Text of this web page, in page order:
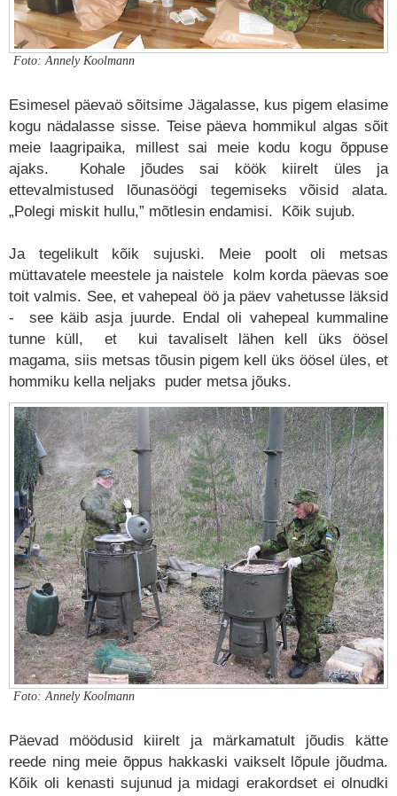
Foto: Annely Koolmann
Esimesel päevaö sõitsime Jägalasse, kus pigem elasime
kogu nädalasse sisse. Teise päeva hommikul algas sõit
meie laagripaika, millest sai meie kodu kogu õppuse
ajaks. Kohale jõudes sai köök kiirelt üles ja
ettevalmistused lõunasöögi tegemiseks võisid alata.
„Polegi miskit hullu,” mõtlesin endamisi. Kõik sujub.
Ja tegelikult kõik sujuski. Meie poolt oli metsas
müttavatele meestele ja naistele kolm korda päevas soe
toit valmis. See, et vahepeal öö ja päev vahetusse läksid
- see käib asja juurde. Endal oli vahepeal kummaline
tunne küll, et kui tavaliselt lähen kell üks öösel
magama, siis metsas tõusin pigem kell üks öösel üles, et
hommiku kella neljaks puder metsa jõuks.
Foto: Annely Koolmann
Päevad möödusid kiirelt ja märkamatult jõudis kätte
reede ning meie õppus hakkaski vaikselt lõpule jõudma.
Kõik oli kenasti sujunud ja midagi erakordset ei olnudki